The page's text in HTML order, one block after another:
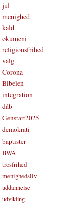
jul
menighed
kald
økumeni
religionsfrihed
valg
Corona
Bibelen
integration
dåb
Genstart2025
demokrati
baptister
BWA
trosfrihed
menighedsliv
uddannelse
udvikling